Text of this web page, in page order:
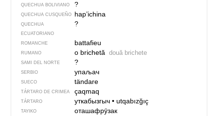
QUECHUA BOLIVIANO ?
QUECHUA CUSQUEÑO hap’ichina
QUECHUA
ECUATORIANO
?
ROMANCHE battafieu
RUMANO o brichetă două brichete
SAMI DEL NORTE ?
SERBIO упаљач
SUECO tändare
TÁRTARO DE CRIMEA çaqmaq
TÁRTARO уткабызгыч• utqabızğıç
TAYIKO оташафрӯзак